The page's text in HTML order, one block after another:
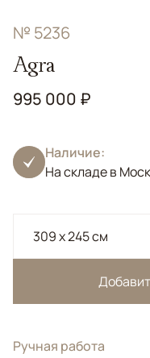
№ 5236
Agra
995 000 ₽
Наличие:
На складе в
309 x 245 см
Ручная работа